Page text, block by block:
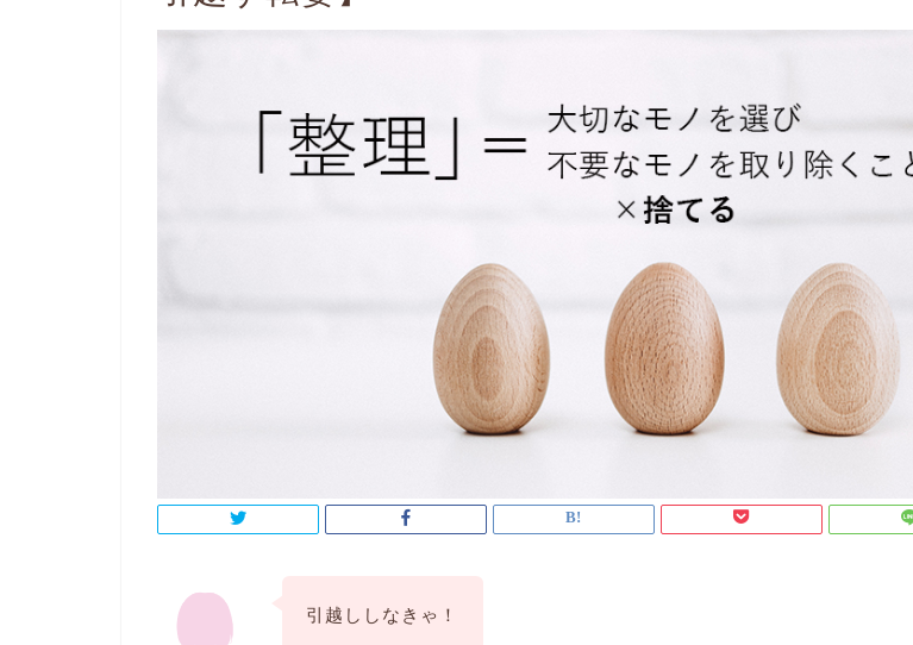
引越ししなきゃ！